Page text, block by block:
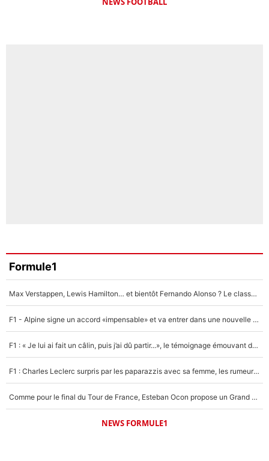
Formule1
Max Verstappen, Lewis Hamilton… et bientôt Fernando Alonso ? Le classement des pilotes les mieux payés en Formule 1 risque de changer !
F1 - Alpine signe un accord «impensable» et va entrer dans une nouvelle dimension : Grande nouvelle pour Pierre Gasly !
F1 : « Je lui ai fait un câlin, puis j’ai dû partir...», le témoignage émouvant de Max Verstappen sur sa fille
F1 : Charles Leclerc surpris par les paparazzis avec sa femme, les rumeurs étaient vraies !
Comme pour le final du Tour de France, Esteban Ocon propose un Grand Prix de Formule 1 à Paris : «Autour de l’Arc de Triomphe, ce serait génial» !
NEWS FORMULE1